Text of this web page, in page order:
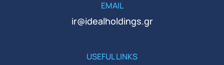
EMAIL
ir@idealholdings.gr
USEFUL LINKS